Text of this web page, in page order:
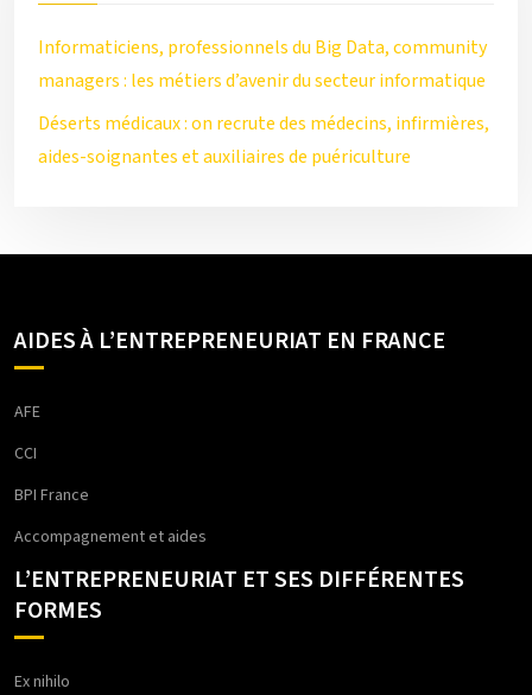
Informaticiens, professionnels du Big Data, community
managers : les métiers d’avenir du secteur informatique
Déserts médicaux : on recrute des médecins, infirmières,
aides-soignantes et auxiliaires de puériculture
AIDES À L’ENTREPRENEURIAT EN FRANCE
AFE
CCI
BPI France
Accompagnement et aides
L’ENTREPRENEURIAT ET SES DIFFÉRENTES
FORMES
Ex nihilo